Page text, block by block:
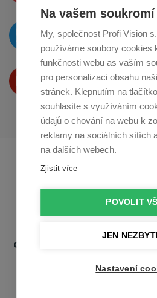
Na vašem
My, společnost Profi Vision
používáme soubory cookies
funkčnosti webu as vaším
pro personalizaci obsahu
stránek. Klepnutím na
souhlasíte s využíváním
údajů o chování na webu k
reklamy na sociálních sítích
na dalších webech.
Zjistit více
POVOLIT
JEN
Nastavení
O novinkách píšeme
naTwitteru
Produkty Vám
na Youtube
Profikuchar.sk